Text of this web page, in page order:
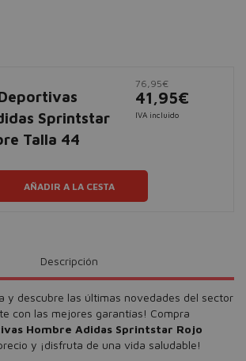
Sprintstar
Talla 44
76,95€
41,95€
IVA incluido
AÑADIR A LA CESTA
Descripción
y descubre las últimas novedades del sector
con las mejores garantías! Compra
Hombre Adidas Sprintstar Rojo
y ¡disfruta de una vida saludable!